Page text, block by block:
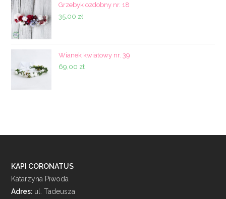
Grzebyk ozdobny nr. 18
35,00 zł
Wianek kwiatowy nr. 39
69,00 zł
KAPI CORONATUS
Katarzyna Piwoda
Adres: ul. Tadeusza